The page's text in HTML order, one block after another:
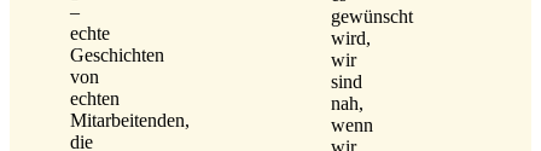
–
echte
Geschichten
von
echten
Mitarbeitenden,
die
gewünscht
wird,
wir
sind
nah,
wenn
wir